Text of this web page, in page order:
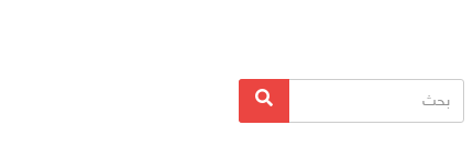
البحث
عن:
بحث